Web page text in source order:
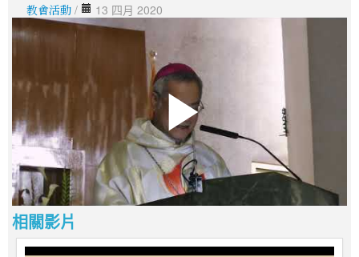
教會活動 / 13 四月 2020
相關影片